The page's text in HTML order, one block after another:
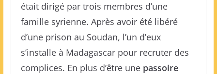
était dirigé par trois membres d’une
famille syrienne. Après avoir été libéré
d’une prison au Soudan, l’un d’eux
s’installe à Madagascar pour recruter des
complices. En plus d’être une passoire